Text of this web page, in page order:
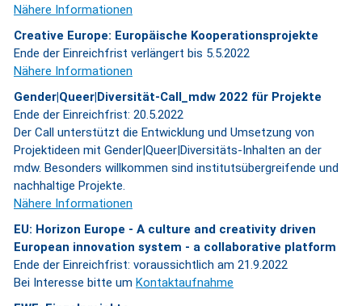
Nähere Informationen
Creative Europe: Europäische Kooperationsprojekte
Ende der Einreichfrist verlängert bis 5.5.2022
Nähere Informationen
Gender|Queer|Diversität-Call_mdw 2022 für Projekte
Ende der Einreichfrist: 20.5.2022
Der Call unterstützt die Entwicklung und Umsetzung von
Projektideen mit Gender|Queer|Diversitäts-Inhalten an der
mdw. Besonders willkommen sind institutsübergreifende und
nachhaltige Projekte.
Nähere Informationen
EU: Horizon Europe - A culture and creativity driven
European innovation system - a collaborative platform
Ende der Einreichfrist: voraussichtlich am 21.9.2022
Bei Interesse bitte um Kontaktaufnahme